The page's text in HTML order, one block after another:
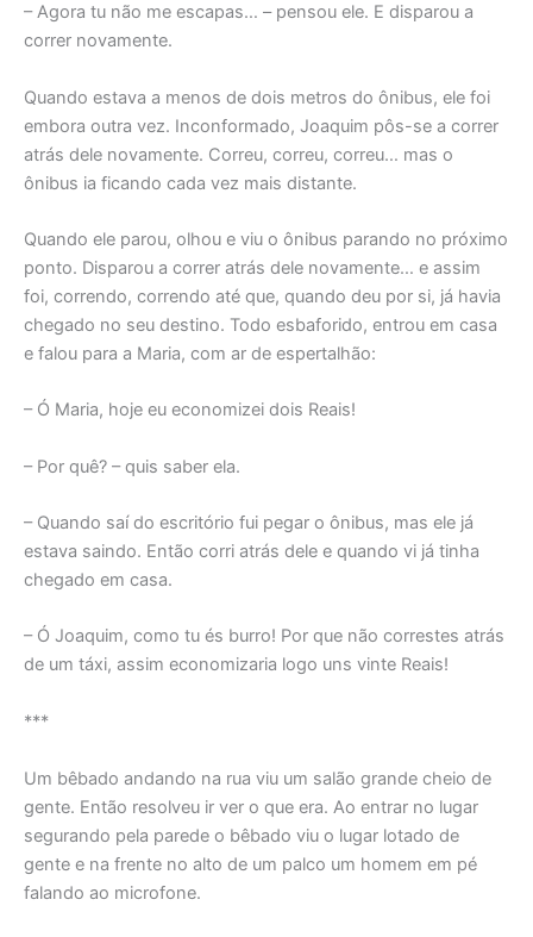
– Agora tu não me escapas… – pensou ele. E disparou a
correr novamente.
Quando estava a menos de dois metros do ônibus, ele foi
embora outra vez. Inconformado, Joaquim pôs-se a correr
atrás dele novamente. Correu, correu, correu… mas o
ônibus ia ficando cada vez mais distante.
Quando ele parou, olhou e viu o ônibus parando no próximo
ponto. Disparou a correr atrás dele novamente… e assim
foi, correndo, correndo até que, quando deu por si, já havia
chegado no seu destino. Todo esbaforido, entrou em casa
e falou para a Maria, com ar de espertalhão:
– Ó Maria, hoje eu economizei dois Reais!
– Por quê? – quis saber ela.
– Quando saí do escritório fui pegar o ônibus, mas ele já
estava saindo. Então corri atrás dele e quando vi já tinha
chegado em casa.
– Ó Joaquim, como tu és burro! Por que não correstes atrás
de um táxi, assim economizaria logo uns vinte Reais!
***
Um bêbado andando na rua viu um salão grande cheio de
gente. Então resolveu ir ver o que era. Ao entrar no lugar
segurando pela parede o bêbado viu o lugar lotado de
gente e na frente no alto de um palco um homem em pé
falando ao microfone.